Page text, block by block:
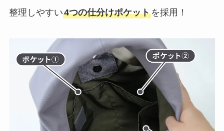
整理しやすい4つの仕分けポケットを採用！